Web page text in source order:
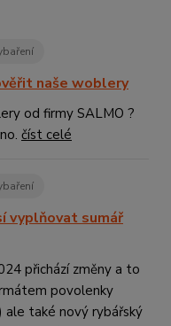
naše woblery
od firmy SALMO ?
číst celé
vyplňovat sumář
přichází změny a to
povolenky
ale také nový rybářský